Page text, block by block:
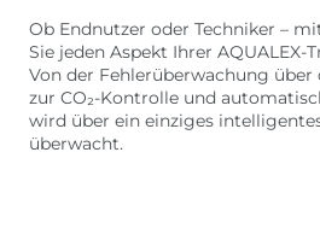
Ob Endnutzer oder Techniker –
Sie jeden Aspekt Ihrer AQUALEX-
Von der Fehlerüberwachung
zur CO₂-Kontrolle und
wird über ein einziges
überwacht.